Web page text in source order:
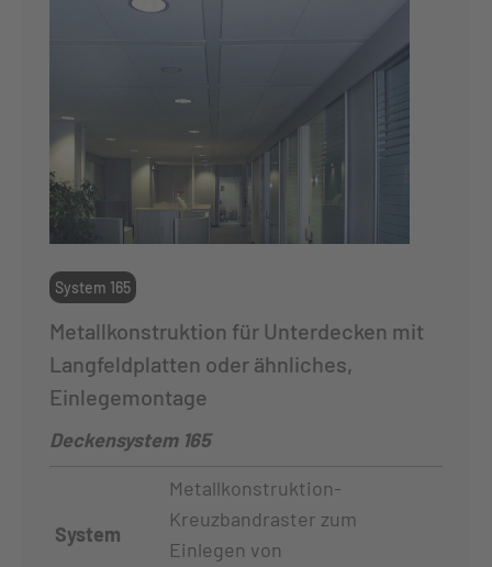
System 165
Metallkonstruktion für Unterdecken mit
Langfeldplatten oder ähnliches,
Einlegemontage
Deckensystem 165
System
Metallkonstruktion-
Kreuzbandraster zum
Einlegen von